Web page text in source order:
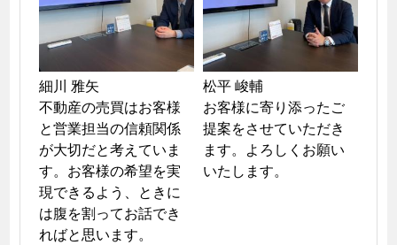
細川 雅矢
不動産の売買はお客様
と営業担当の信頼関係
が大切だと考えていま
す。お客様の希望を実
現できるよう、ときに
は腹を割ってお話でき
ればと思います。
松平 峻輔
お客様に寄り添ったご
提案をさせていただき
ます。よろしくお願い
いたします。